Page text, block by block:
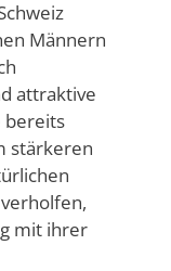
Männern
attraktive
bereits
stärkeren
mit ihrer